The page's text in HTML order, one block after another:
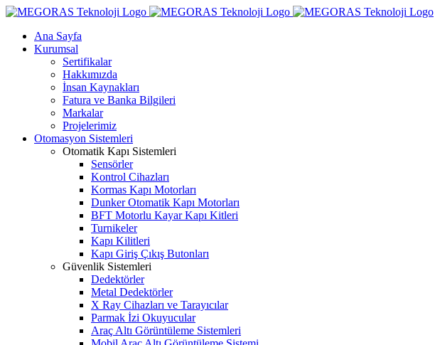
Skip
contentAna Sayfa
Kurumsal
Sertifikalar
Hakkımızda
İnsan Kaynakları
Fatura ve Banka Bilgileri
Markalar
Projelerimiz
Otomasyon Sistemleri
Otomatik Kapı Sistemleri
Sensörler
Kontrol Cihazları
Kormas Kapı Motorları
Dunker Otomatik Kapı Motorları
BFT Motorlu Kayar Kapı Kitleri
Turnikeler
Kapı Kilitleri
Kapı Giriş Çıkış Butonları
Güvenlik Sistemleri
Dedektörler
Metal Dedektörler
X Ray Cihazları ve Tarayıcılar
Parmak İzi Okuyucular
Araç Altı Görüntüleme Sistemleri